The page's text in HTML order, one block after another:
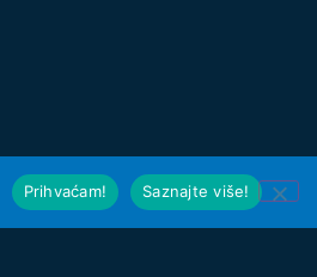
Prihvaćam! Saznajte više!